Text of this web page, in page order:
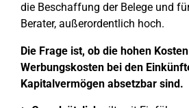
die Beschaffung der Belege und
Berater, außerordentlich hoch.
Die Frage ist, ob die hohen
Werbungskosten bei den
Kapitalvermögen absetzbar sind.